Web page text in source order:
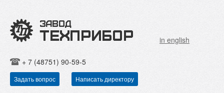
in english
+ 7 (48751) 90-59-5
Задать вопрос Написать директору